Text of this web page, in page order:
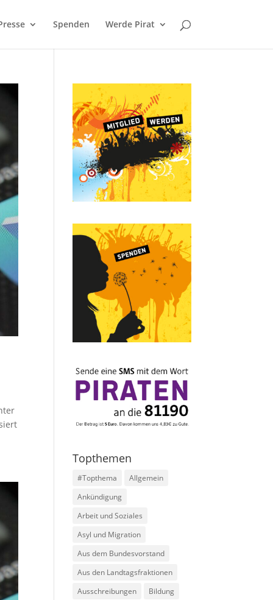
Spenden Werde Pirat
Topthemen
#Topthema
Allgemein
Ankündigung
Arbeit und Soziales
Asyl und Migration
Aus dem Bundesvorstand
Aus den Landtagsfraktionen
Ausschreibungen
Bildung